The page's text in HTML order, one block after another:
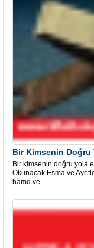
Bir Kimsenin Doğru
Bir kimsenin doğru yola
Okunacak Esma ve
hamd ve ...